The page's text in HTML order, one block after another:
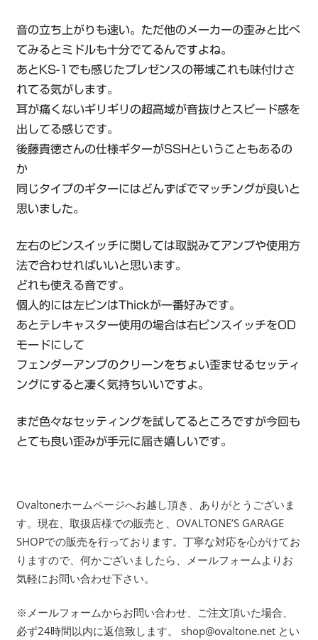
音の立ち上がりも速い。ただ他のメーカーの歪みと比べ
てみるとミドルも十分でてるんですよね。
あとKS-1でも感じたプレゼンスの帯域これも味付けさ
れてる気がします。
耳が痛くないギリギリの超高域が音抜けとスピード感を
出してる感じです。
後藤貴徳さんの仕様ギターがSSHということもあるの
か
同じタイプのギターにはどんずばでマッチングが良いと
思いました。
左右のピンスイッチに関しては取説みてアンプや使用方
法で合わせればいいと思います。
どれも使える音です。
個人的には左ピンはThickが一番好みです。
あとテレキャスター使用の場合は右ピンスイッチをOD
モードにして
フェンダーアンプのクリーンをちょい歪ませるセッティ
ングにすると凄く気持ちいいですよ。
まだ色々なセッティングを試してるところですが今回も
とても良い歪みが手元に届き嬉しいです。
Ovaltoneホームページへお越し頂き、ありがとうございま
す。現在、取扱店様での販売と、OVALTONE’S GARAGE
SHOPでの販売を行っております。丁寧な対応を心がけてお
りますので、何かございましたら、メールフォームよりお
気軽にお問い合わせ下さい。
※メールフォームからお問い合わせ、ご注文頂いた場合、
必ず24時間以内に返信致します。 shop@ovaltone.net とい